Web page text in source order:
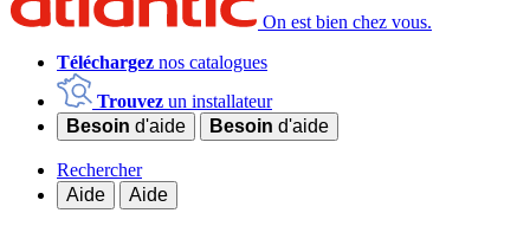
On est bien chez vous.
Téléchargez nos catalogues
Trouvez un installateur
Besoin d'aide Besoin d'aide
Rechercher
Aide
Aide